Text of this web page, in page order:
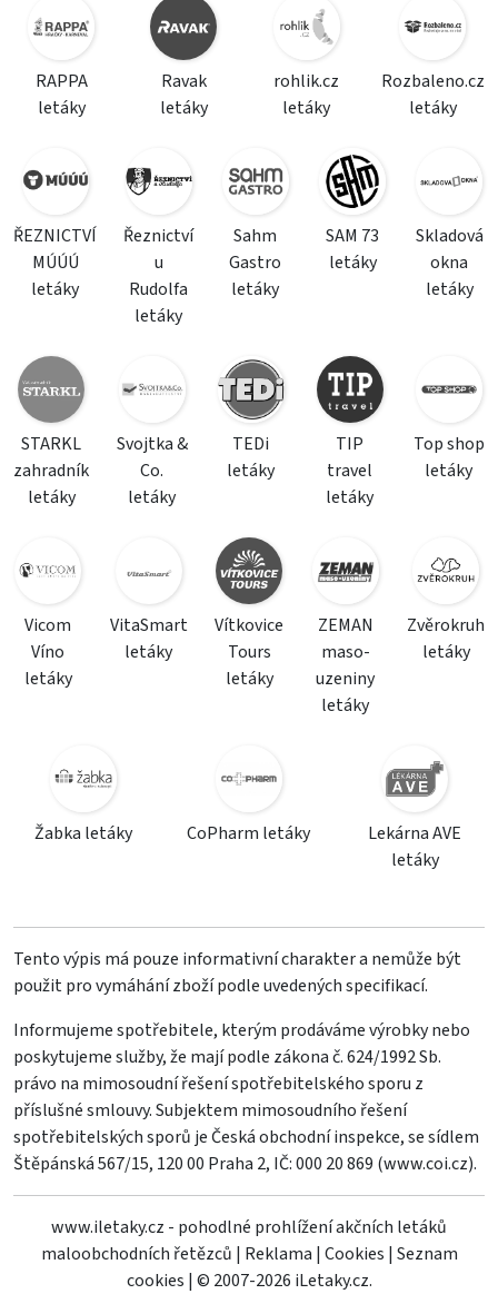
RAPPA
letáky
Ravak
letáky
rohlik.cz
letáky
Rozbaleno.cz
letáky
ŘEZNICTVÍ
MÚÚÚ
letáky
Řeznictví
u
Rudolfa
letáky
Sahm
Gastro
letáky
SAM 73
letáky
Skladová
okna
letáky
STARKL
zahradník
letáky
Svojtka &
Co.
letáky
TEDi
letáky
TIP
travel
letáky
Top shop
letáky
Vicom
Víno
letáky
VitaSmart
letáky
Vítkovice
Tours
letáky
ZEMAN
maso-
uzeniny
letáky
Zvěrokruh
letáky
Žabka letáky CoPharm letáky
Lekárna AVE
letáky
Tento výpis má pouze informativní charakter a nemůže být
použit pro vymáhání zboží podle uvedených specifikací.
Informujeme spotřebitele, kterým prodáváme výrobky nebo
poskytujeme služby, že mají podle zákona č. 624/1992 Sb.
právo na mimosoudní řešení spotřebitelského sporu z
příslušné smlouvy. Subjektem mimosoudního řešení
spotřebitelských sporů je Česká obchodní inspekce, se sídlem
Štěpánská 567/15, 120 00 Praha 2, IČ: 000 20 869 (www.coi.cz).
www.iletaky.cz - pohodlné prohlížení akčních letáků
maloobchodních řetězců | Reklama | Cookies | Seznam
cookies | © 2007-2026 iLetaky.cz.